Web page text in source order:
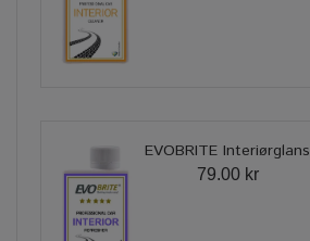
EVOBRITE Interiørglans
79.00 kr